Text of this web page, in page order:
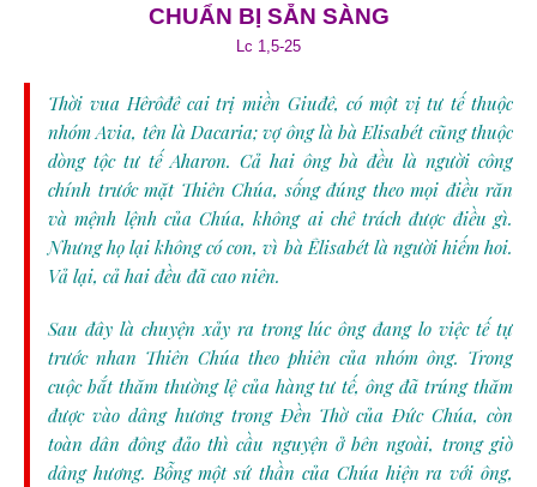
CHUẨN BỊ SẴN SÀNG
Lc 1,5-25
Thời vua Hêrôđê cai trị miền Giuđê, có một vị tư tế thuộc
nhóm Avia, tên là Dacaria; vợ ông là bà Elisabét cũng thuộc
dòng tộc tư tế Aharon. Cả hai ông bà đều là người công
chính trước mặt Thiên Chúa, sống đúng theo mọi điều răn
và mệnh lệnh của Chúa, không ai chê trách được điều gì.
Nhưng họ lại không có con, vì bà Êlisabét là người hiếm hoi.
Vả lại, cả hai đều đã cao niên.
Sau đây là chuyện xảy ra trong lúc ông đang lo việc tế tự
trước nhan Thiên Chúa theo phiên của nhóm ông. Trong
cuộc bắt thăm thường lệ của hàng tư tế, ông đã trúng thăm
được vào dâng hương trong Ðền Thờ của Ðức Chúa, còn
toàn dân đông đảo thì cầu nguyện ở bên ngoài, trong giờ
dâng hương. Bỗng một sứ thần của Chúa hiện ra với ông,